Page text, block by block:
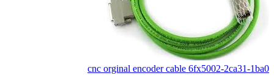
cnc orginal encoder cable 6fx5002-2ca31-1ba0